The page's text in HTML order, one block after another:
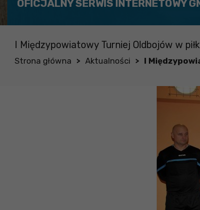
OFICJALNY SERWIS INTERNETOWY
I Międzypowiatowy Turniej Oldbojów w
Strona główna > Aktualności > I